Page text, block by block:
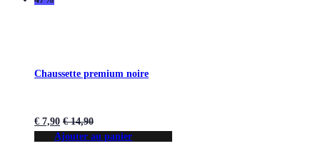
Chaussette premium noire
€ 7,90 €14,90
Ajouter au panier